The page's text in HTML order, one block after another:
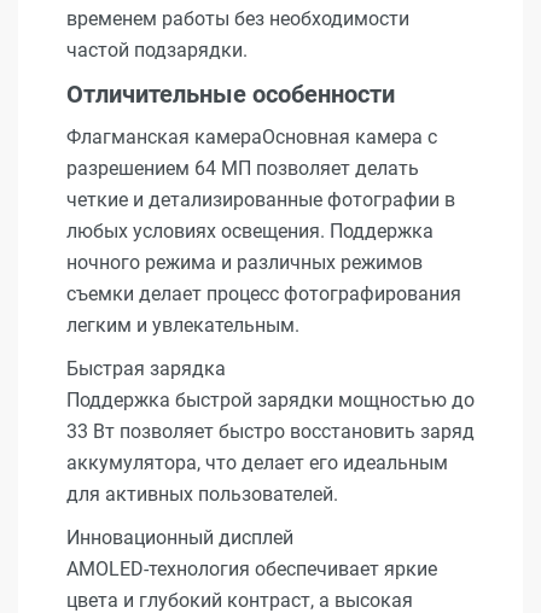
временем работы без необходимости
частой подзарядки.
Отличительные особенности
Флагманская камераОсновная камера с
разрешением 64 МП позволяет делать
четкие и детализированные фотографии в
любых условиях освещения. Поддержка
ночного режима и различных режимов
съемки делает процесс фотографирования
легким и увлекательным.
Быстрая зарядка
Поддержка быстрой зарядки мощностью до
33 Вт позволяет быстро восстановить заряд
аккумулятора, что делает его идеальным
для активных пользователей.
Инновационный дисплей
AMOLED-технология обеспечивает яркие
цвета и глубокий контраст, а высокая